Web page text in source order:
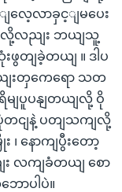
လေ့လာခှင့ျမပေး
လို့လညျး ဘယျသူ့
တျခဲ့တယျ ။ ဒါပ
ျးတှကေရော သတ
မျပူပနျတယျလို့ ဝို
တငျနဲ့ ပတျသကျလို့
နောကျပွီးတော့
လကျခံတယျ စော
ာပါပဲ။